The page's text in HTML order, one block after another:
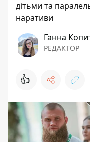
дітьми та
наративи
Ганна
РЕДАКТОР
👍